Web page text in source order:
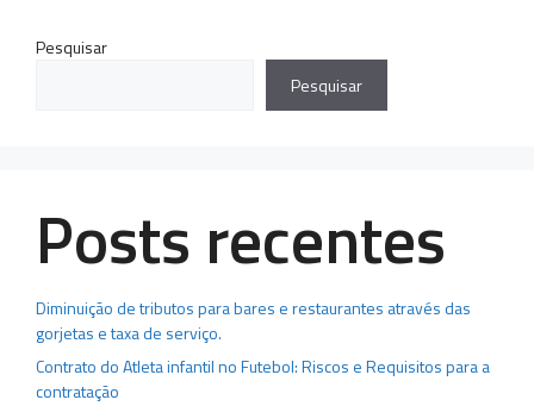
Pesquisar
Pesquisar
Posts recentes
Diminuição de tributos para bares e restaurantes através das
gorjetas e taxa de serviço.
Contrato do Atleta infantil no Futebol: Riscos e Requisitos para a
contratação